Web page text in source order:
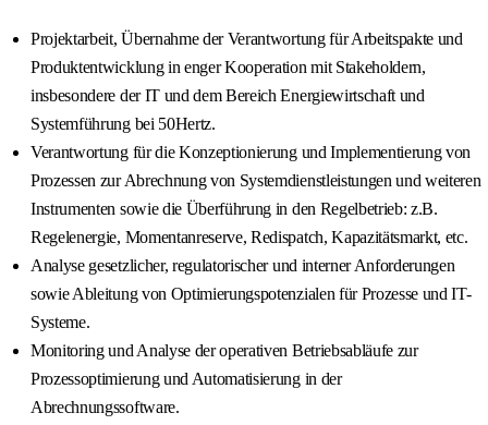
Projektarbeit, Übernahme der Verantwortung für Arbeitspakte und
Produktentwicklung in enger Kooperation mit Stakeholdern,
insbesondere der IT und dem Bereich Energiewirtschaft und
Systemführung bei 50Hertz.
Verantwortung für die Konzeptionierung und Implementierung von
Prozessen zur Abrechnung von Systemdienstleistungen und weiteren
Instrumenten sowie die Überführung in den Regelbetrieb: z.B.
Regelenergie, Momentanreserve, Redispatch, Kapazitätsmarkt, etc.
Analyse gesetzlicher, regulatorischer und interner Anforderungen
sowie Ableitung von Optimierungspotenzialen für Prozesse und IT-
Systeme.
Monitoring und Analyse der operativen Betriebsabläufe zur
Prozessoptimierung und Automatisierung in der
Abrechnungssoftware.